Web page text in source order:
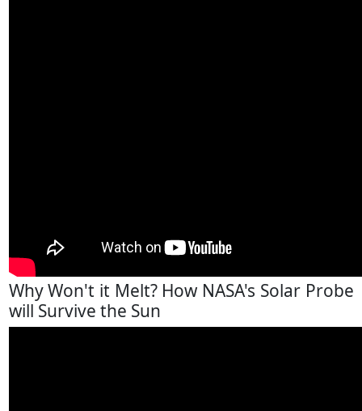
Why Won't it Melt? How NASA's Solar Probe
will Survive the Sun